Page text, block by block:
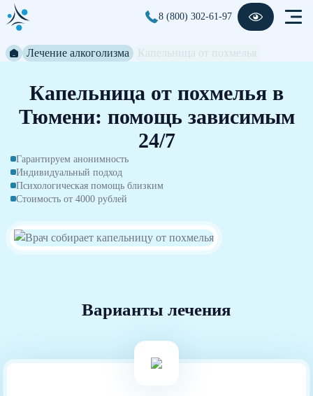
8 (800) 302-61-97
Лечение алкоголизма
Капельница от похмелья в
Тюмени: помощь зависимым
24/7
Гарантируем анонимность
Индивидуальный подход
Психологическая помощь близким
Стоимость от 4000 рублей
Варианты лечения